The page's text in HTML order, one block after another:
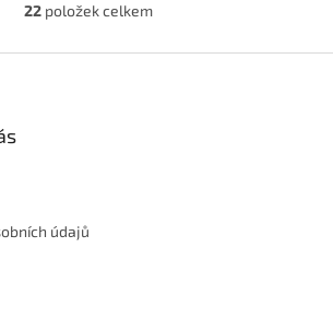
O
l
v
22 položek celkem
údajů